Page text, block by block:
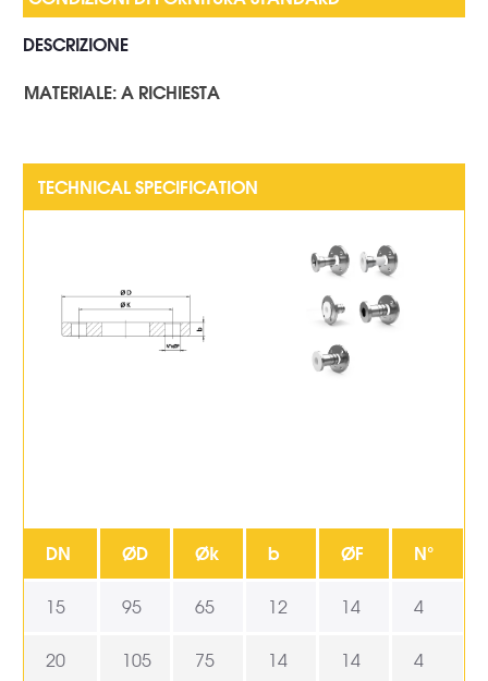
DESCRIZIONE
MATERIALE: A RICHIESTA
DN ØD Øk b ØF N°
15 95 65 12 14 4
20 105 75 14 14 4